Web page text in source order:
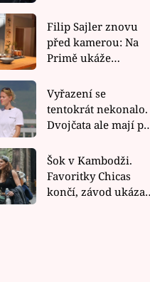
Filip Sajler znovu
před kamerou: Na
Primě ukáže
rychlé recepty
Vyřazení se
tentokrát nekonalo.
Dvojčata ale mají po
závodu nůž na krku
Šok v Kambodži.
Favoritky Chicas
končí, závod ukázal